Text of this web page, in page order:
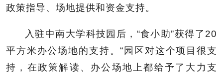
政策指导、场地提供和资金支持。
入驻中南大学科技园后，“食小助”获得了20
平方米办公场地的支持。“园区对这个项目很支
持，在政策解读、办公场地上都给予了大力支